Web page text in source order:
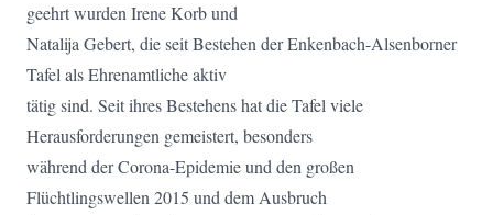
geehrt wurden Irene Korb und
Natalija Gebert, die seit Bestehen der Enkenbach-Alsenborner
Tafel als Ehrenamtliche aktiv
tätig sind. Seit ihres Bestehens hat die Tafel viele
Herausforderungen gemeistert, besonders
während der Corona-Epidemie und den großen
Flüchtlingswellen 2015 und dem Ausbruch